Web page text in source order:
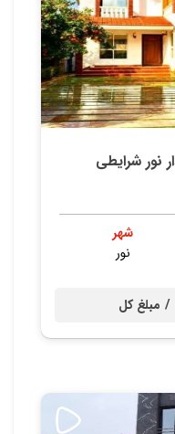
نور شرایطی
شهر
نور
مبلغ کل